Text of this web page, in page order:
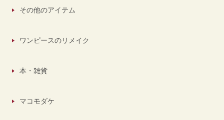
その他のアイテム
ワンピースのリメイク
本・雑貨
マコモダケ